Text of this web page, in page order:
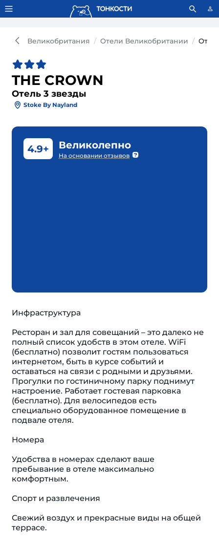
Тонкости используют сookie-файлы. Что это значит?
Великобритания Отели Великобритании
THE CROWN
Отель 3 звезды
Stoke By Nayland
4.9+ Великолепно
На основании отзывов
Инфраструктура
Ресторан и зал для совещаний – это далеко не
полный список удобств в этом отеле. WiFi
(бесплатно) позволит гостям пользоваться
интернетом, быть в курсе событий и
оставаться на связи с родными и друзьями.
Прогулки по гостиничному парку поднимут
настроение. Работает гостевая парковка
(бесплатно). Для велосипедов есть
специально оборудованное помещение в
подвале отеля.
Номера
Удобства в номерах сделают ваше
пребывание в отеле максимально
комфортным.
Спорт и развлечения
Свежий воздух и прекрасные виды на общей
террасе.